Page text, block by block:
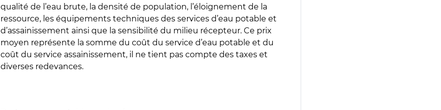
qualité de l’eau brute, la densité de population, l’éloignement de la
ressource, les équipements techniques des services d’eau potable et
d’assainissement ainsi que la sensibilité du milieu récepteur. Ce prix
moyen représente la somme du coût du service d’eau potable et du
coût du service assainissement, il ne tient pas compte des taxes et
diverses redevances.